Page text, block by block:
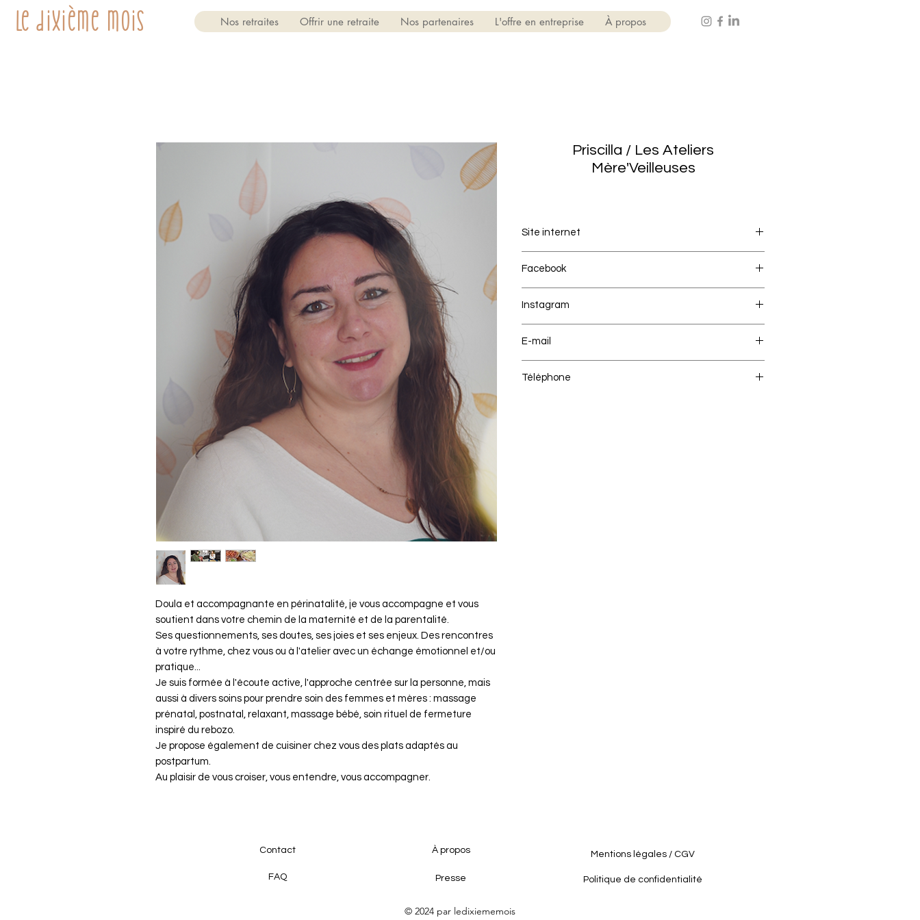
Le dixième mois Nos retraites Offrir une retraite Nos partenaires L'offre en entreprise À propos
Doula et accompagnante en périnatalité, je vous accompagne et vous
soutient dans votre chemin de la maternité et de la parentalité.
Ses questionnements, ses doutes, ses joies et ses enjeux. Des rencontres
à votre rythme, chez vous ou à l'atelier avec un échange émotionnel et/ou
pratique...
Je suis formée à l'écoute active, l'approche centrée sur la personne, mais
aussi à divers soins pour prendre soin des femmes et mères : massage
prénatal, postnatal, relaxant, massage bébé, soin rituel de fermeture
inspiré du rebozo.
Je propose également de cuisiner chez vous des plats adaptés au
postpartum.
Au plaisir de vous croiser, vous entendre, vous accompagner.
Priscilla / Les Ateliers
Mère'Veilleuses
Site internet
Facebook
Instagram
E-mail
Téléphone
Contact
FAQ
​À propos
Presse
Mentions légales / CGV
Politique de confidentialité
© 2024 par ledixiememois